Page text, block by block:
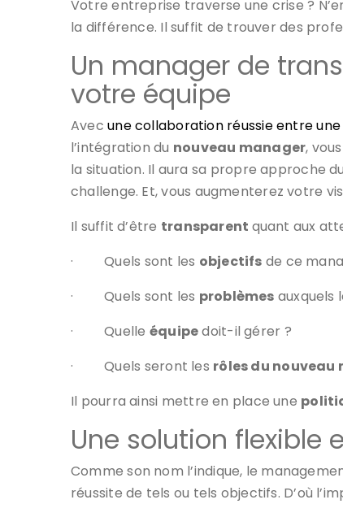
Votre entreprise traverse une crise ?
la différence. Il suffit de trouver des
Un manager de
votre équipe
Avecune collaboration réussie entre
l’intégration du nouveau manager,
la situation. Il aura sa propre approche
challenge. Et, vous augmenterez votre
Il suffit d’être transparent quant aux
·Quels sont les objectifs de ce
·Quels sont les problèmes auxquels
·Quelle équipedoit-il gérer ?
·Quels seront les rôles du nouveau
Il pourra ainsi mettre en place une
Une solution flexible
Comme son nom l’indique, le
réussite de tels ou tels objectifs. D’où